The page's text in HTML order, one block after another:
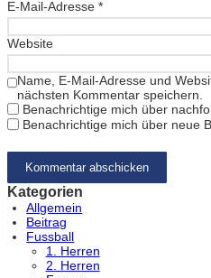
E-Mail-Adresse *
Website
Name, E-Mail-Adresse und
nächsten Kommentar speichern.
Benachrichtige mich über
Benachrichtige mich über neue
Kategorien
Allgemein
Beitrag
Fussball
1. Herren
2. Herren